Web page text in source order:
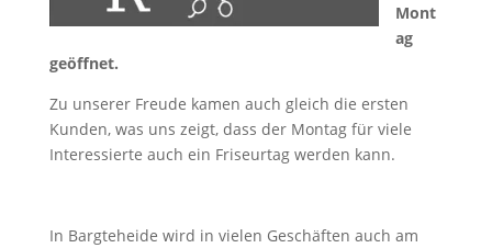
Mont
ag
geöffnet.
Zu unserer Freude kamen auch gleich die ersten
Kunden, was uns zeigt, dass der Montag für viele
Interessierte auch ein Friseurtag werden kann.
In Bargteheide wird in vielen Geschäften auch am